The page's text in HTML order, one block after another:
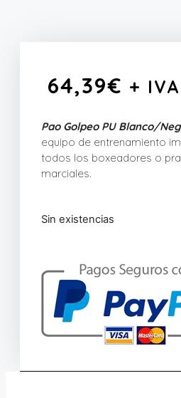
64,39€ + IVA
Pao Golpeo PU Blanco/
equipo de entrenamiento
todos los boxeadores o
marciales.
Sin existencias